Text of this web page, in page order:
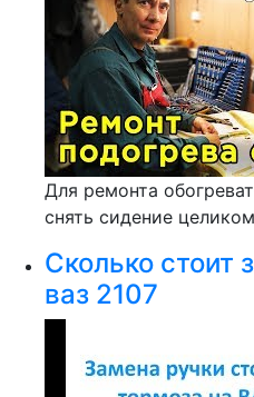
Для ремонта
снять сидение
Сколько стоит
ваз 2107